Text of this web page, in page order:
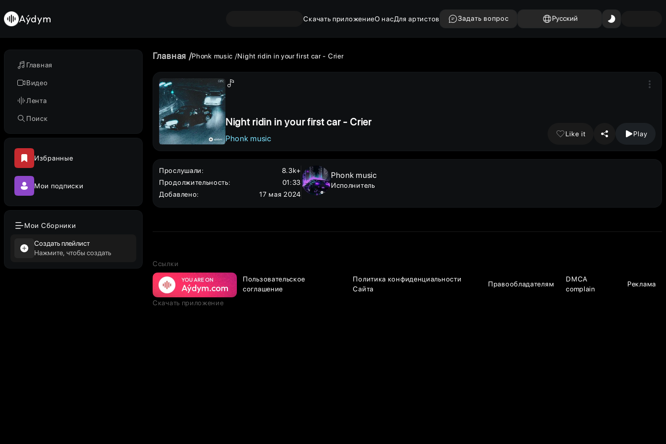
Главная
Видео
Лента
Поиск
Избранные
Мои подписки
Мои Сборники
Создать плейлист
Нажмите, чтобы создать
Aýdym Скачать приложениеО насДля артистов Задать вопрос Русский
Главная Phonk music Night ridin in your first car - Crier
Night ridin in your first car - Crier
Phonk music
Like it Play
Прослушали:
8.3k+
Продолжительность:
01:33
Добавлено: 17 мая 2024
Phonk music
Исполнитель
Ссылки
Пользовательское
соглашение
Политика конфиденциальности
Сайта
Правообладателям
DMCA
complain
Реклама
Скачать приложение